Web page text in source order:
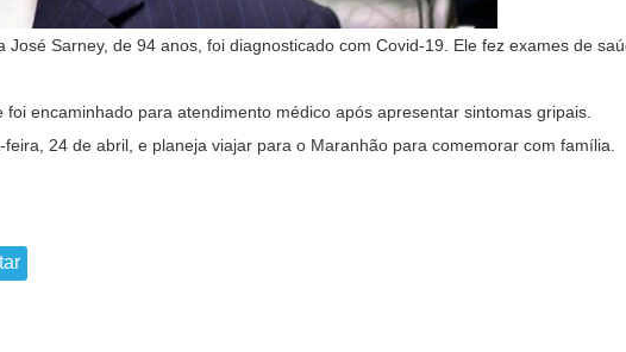
José Sarney, de 94 anos, foi diagnosticado com Covid-19. Ele fez exames de
encaminhado para atendimento médico após apresentar sintomas gripais.
24 de abril, e planeja viajar para o Maranhão para comemorar com família.